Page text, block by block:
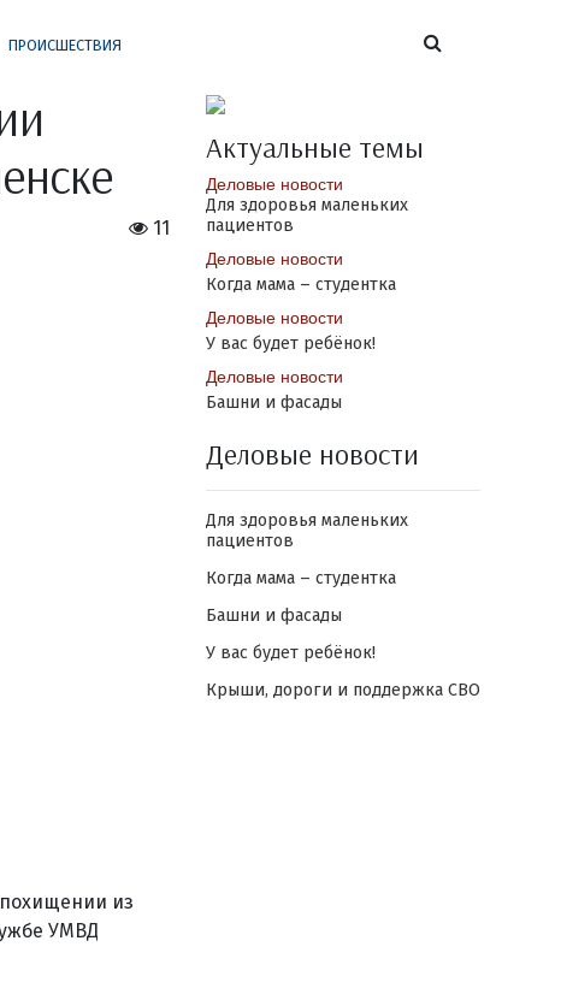
ПРОИСШЕСТВИЯ
11
из
УМВД
Актуальные темы
Деловые новости
Для здоровья маленьких
пациентов
Деловые новости
Когда мама – студентка
Деловые новости
У вас будет ребёнок!
Деловые новости
Башни и фасады
Деловые новости
Для здоровья маленьких
пациентов
Когда мама – студентка
Башни и фасады
У вас будет ребёнок!
Крыши, дороги и поддержка СВО